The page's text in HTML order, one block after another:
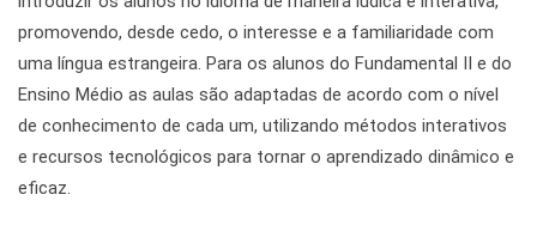
promovendo, desde cedo, o interesse e a familiaridade com
uma língua estrangeira. Para os alunos do Fundamental II e do
Ensino Médio as aulas são adaptadas de acordo com o nível
de conhecimento de cada um, utilizando métodos interativos
e recursos tecnológicos para tornar o aprendizado dinâmico e
eficaz.